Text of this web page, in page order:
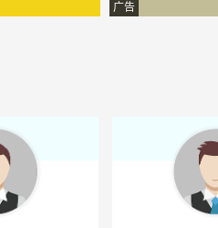
广告